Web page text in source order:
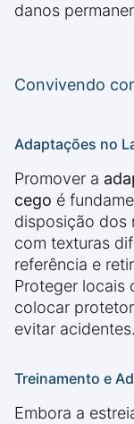
danos
Convivendo
Adaptações no
Promover a
cego é
disposição dos
com texturas
referência e
Proteger locais
colocar
evitar acidentes.
Treinamento e
Embora a